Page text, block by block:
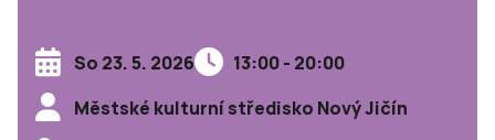
So 23. 5. 2026
13:00 - 20:00
Městské kulturní středisko Nový Jičín